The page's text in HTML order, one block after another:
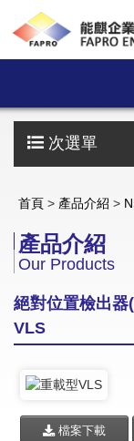
次選單
首頁 > 產品介紹 >
產品介紹
Our Products
絕對位置檢出
VLS
檔案下載